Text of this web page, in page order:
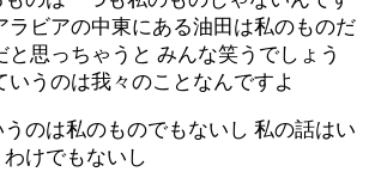
ラビアの中東にある油田は私のものだ
と思っちゃうと みんな笑うでしょう
いうのは我々のことなんですよ
のは私のものでもないし 私の話はい
けでもないし